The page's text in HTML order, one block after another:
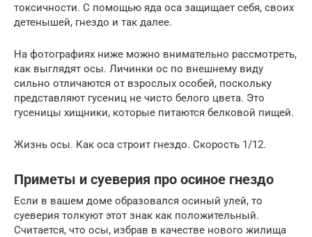
токсичности. С помощью яда оса защищает себя, своих
детенышей, гнездо и так далее.
На фотографиях ниже можно внимательно рассмотреть,
как выглядят осы. Личинки ос по внешнему виду
сильно отличаются от взрослых особей, поскольку
представляют гусениц не чисто белого цвета. Это
гусеницы хищники, которые питаются белковой пищей.
Жизнь осы. Как оса строит гнездо. Скорость 1/12.
Приметы и суеверия про осиное гнездо
Если в вашем доме образовался осиный улей, то
суеверия толкуют этот знак как положительный.
Считается, что осы, избрав в качестве нового жилища